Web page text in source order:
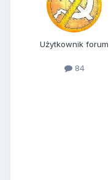
Użytkownik forum
84